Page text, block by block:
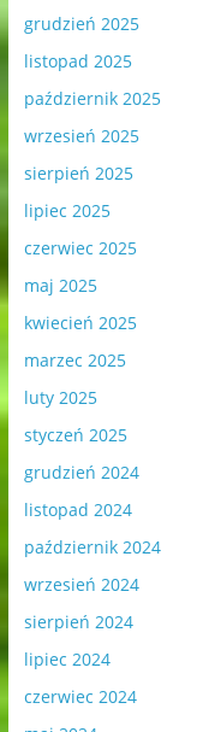
grudzień 2025
listopad 2025
październik 2025
wrzesień 2025
sierpień 2025
lipiec 2025
czerwiec 2025
maj 2025
kwiecień 2025
marzec 2025
luty 2025
styczeń 2025
grudzień 2024
listopad 2024
październik 2024
wrzesień 2024
sierpień 2024
lipiec 2024
czerwiec 2024